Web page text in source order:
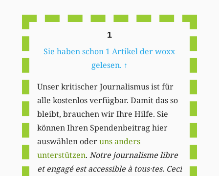
1
Sie haben schon 1 Artikel der woxx
gelesen. ↑
Unser kritischer Journalismus ist für
alle kostenlos verfügbar. Damit das so
bleibt, brauchen wir Ihre Hilfe. Sie
können Ihren Spendenbeitrag hier
auswählen oderuns anders
unterstützen. Notre journalisme libre
et engagé est accessible à tous·tes. Ceci